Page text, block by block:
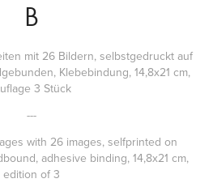
B
mit 26 Bildern, selbstgedruckt auf
Klebebindung, 14,8x21 cm,
3 Stück
---
with 26 images, selfprinted on
adhesive binding, 14,8x21 cm,
edition of 3